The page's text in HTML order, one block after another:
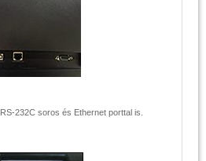
232C soros és Ethernet porttal is.